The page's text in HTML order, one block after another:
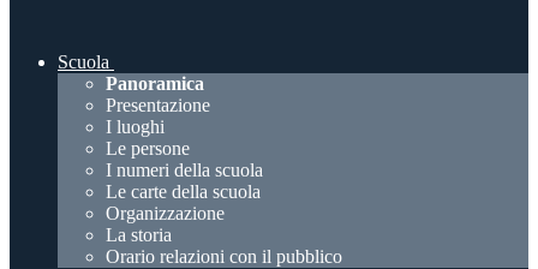
Scuola
Panoramica
Presentazione
I luoghi
Le persone
I numeri della scuola
Le carte della scuola
Organizzazione
La storia
Orario relazioni con il pubblico